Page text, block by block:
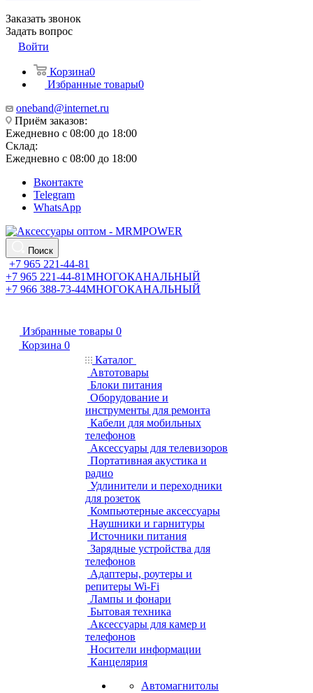
Заказать звонок
Задать вопрос
Войти
Корзина0
Избранные товары0
oneband@internet.ru
Приём заказов:
Ежедневно с 08:00 до 18:00
Склад:
Ежедневно с 08:00 до 18:00
Вконтакте
Telegram
WhatsApp
Поиск
+7 965 221-44-81
+7 965 221-44-81МНОГОКАНАЛЬНЫЙ
+7 966 388-73-44МНОГОКАНАЛЬНЫЙ
Избранные товары 0
Корзина 0
Каталог
Автотовары
Блоки питания
Оборудование и
инструменты для ремонта
Кабели для мобильных
телефонов
Аксессуары для телевизоров
Портативная акустика и
радио
Удлинители и переходники
для розеток
Компьютерные аксессуары
Наушники и гарнитуры
Источники питания
Зарядные устройства для
телефонов
Адаптеры, роутеры и
репитеры Wi-Fi
Лампы и фонари
Бытовая техника
Аксессуары для камер и
телефонов
Носители информации
Канцелярия
Автомагнитолы